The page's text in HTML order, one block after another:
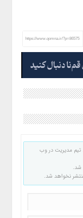
https://www.qomna.ir/?p=86575
تیم مدیریت در وب
شد.
نخواهد شد.